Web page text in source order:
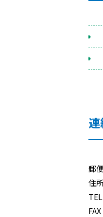
郵
住